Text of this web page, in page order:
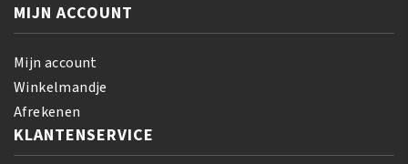
Pudding
425
GR
aantal
MIJN ACCOUNT
Mijn account
Winkelmandje
Afrekenen
KLANTENSERVICE